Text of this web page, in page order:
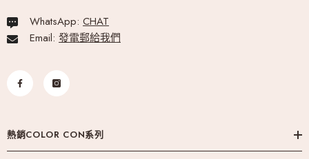
WhatsApp: CHAT
Email: 發電郵給我們
熱銷COLOR CON系列